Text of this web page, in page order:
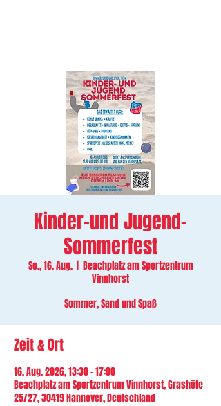
Kinder-und Jugend-
Sommerfest
So., 16. Aug.
  |
Beachplatz am Sportzentrum
Vinnhorst
Sommer, Sand und Spaß
Zeit & Ort
16. Aug. 2026, 13:30 – 17:00
Beachplatz am Sportzentrum Vinnhorst, Grashöfe
25/27, 30419 Hannover, Deutschland